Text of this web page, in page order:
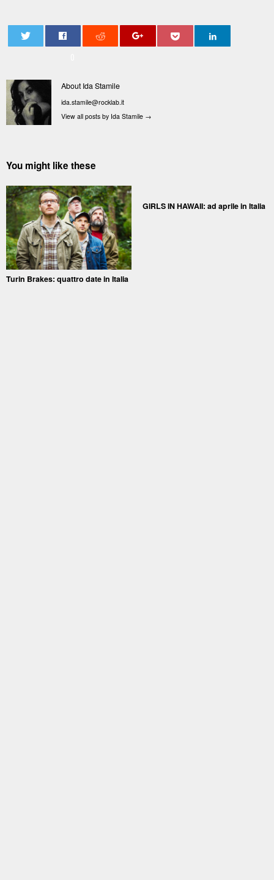
About Ida Stamile
ida.stamile@rocklab.it
View all posts by Ida Stamile →
You might like these
Turin Brakes: quattro date in Italia
GIRLS IN HAWAII: ad aprile in Italia